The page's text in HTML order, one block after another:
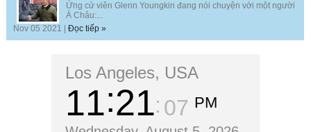
Ứng cử viên Glenn Youngkin đang nói chuyện với một người
Á Châu:...
Nov 05 2021 | Đọc tiếp »
Los Angeles, USA
11 21 09 PM